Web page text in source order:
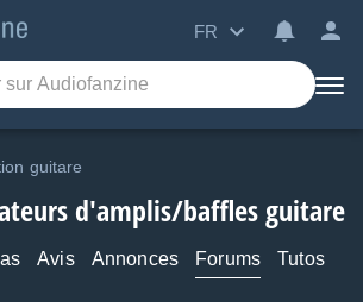
FR
guitare
d'amplis/baffles guitare
Avis Annonces Forums Tutos